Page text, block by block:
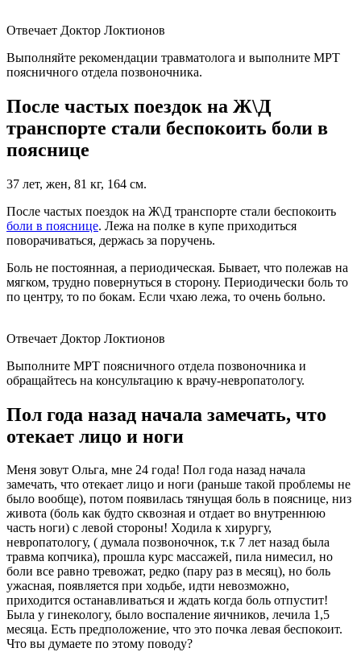
Отвечает Доктор Локтионов
Выполняйте рекомендации травматолога и выполните МРТ
поясничного отдела позвоночника.
После частых поездок на Ж\Д
транспорте стали беспокоить боли в
пояснице
37 лет, жен, 81 кг, 164 см.
После частых поездок на Ж\Д транспорте стали беспокоить
боли в пояснице. Лежа на полке в купе приходиться
поворачиваться, держась за поручень.
Боль не постоянная, а периодическая. Бывает, что полежав на
мягком, трудно повернуться в сторону. Периодически боль то
по центру, то по бокам. Если чхаю лежа, то очень больно.
Отвечает Доктор Локтионов
Выполните МРТ поясничного отдела позвоночника и
обращайтесь на консультацию к врачу-невропатологу.
Пол года назад начала замечать, что
отекает лицо и ноги
Меня зовут Ольга, мне 24 года! Пол года назад начала
замечать, что отекает лицо и ноги (раньше такой проблемы не
было вообще), потом появилась тянущая боль в пояснице, низ
живота (боль как будто сквозная и отдает во внутреннюю
часть ноги) с левой стороны! Ходила к хирургу,
невропатологу, ( думала позвоночнок, т.к 7 лет назад была
травма копчика), прошла курс массажей, пила нимесил, но
боли все равно тревожат, редко (пару раз в месяц), но боль
ужасная, появляется при ходьбе, идти невозможно,
приходится останавливаться и ждать когда боль отпустит!
Была у гинекологу, было воспаление яичников, лечила 1,5
месяца. Есть предположение, что это почка левая беспокоит.
Что вы думаете по этому поводу?